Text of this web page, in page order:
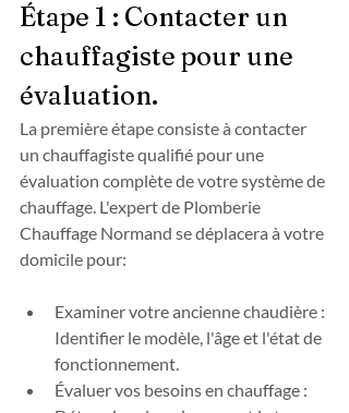
Étape 1 : Contacter un
chauffagiste pour une
évaluation.
La première étape consiste à contacter
un chauffagiste qualifié pour une
évaluation complète de votre système de
chauffage. L'expert de Plomberie
Chauffage Normand se déplacera à votre
domicile pour:
Examiner votre ancienne chaudière :
Identifier le modèle, l'âge et l'état de
fonctionnement.
Évaluer vos besoins en chauffage :